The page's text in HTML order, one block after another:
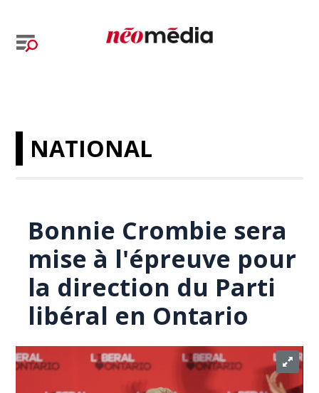
NATIONAL
Bonnie Crombie sera
mise à l'épreuve pour
la direction du Parti
libéral en Ontario